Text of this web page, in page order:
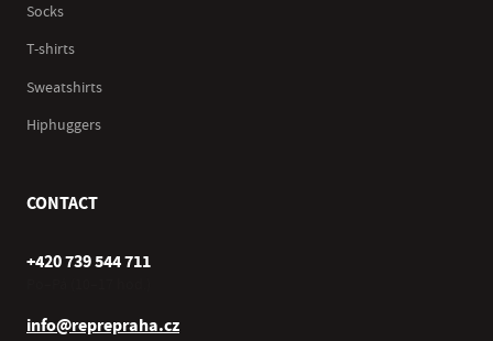
Socks
T-shirts
Sweatshirts
Hiphuggers
CONTACT
+420 739 544 711
info@reprepraha.cz